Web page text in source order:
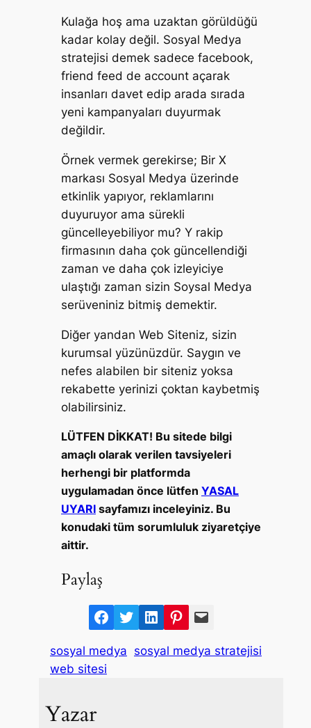
Kulağa hoş ama uzaktan görüldüğü
kadar kolay değil. Sosyal Medya
stratejisi demek sadece facebook,
friend feed de account açarak
insanları davet edip arada sırada
yeni kampanyaları duyurmak
değildir.
Örnek vermek gerekirse; Bir X
markası Sosyal Medya üzerinde
etkinlik yapıyor, reklamlarını
duyuruyor ama sürekli
güncelleyebiliyor mu? Y rakip
firmasının daha çok güncellendiği
zaman ve daha çok izleyiciye
ulaştığı zaman sizin Soysal Medya
serüveniniz bitmiş demektir.
Diğer yandan Web Siteniz, sizin
kurumsal yüzünüzdür. Saygın ve
nefes alabilen bir siteniz yoksa
rekabette yerinizi çoktan kaybetmiş
olabilirsiniz.
LÜTFEN DİKKAT! Bu sitede bilgi
amaçlı olarak verilen tavsiyeleri
herhengi bir platformda
uygulamadan önce lütfen YASAL
UYARI sayfamızı inceleyiniz. Bu
konudaki tüm sorumluluk ziyaretçiye
aittir.
Paylaş
F
c
T
L
n
P
M
i
sosyal medya sosyal medya stratejisi
web sitesi
Yazar